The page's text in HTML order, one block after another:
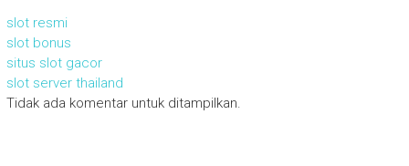
slot resmi
slot bonus
situs slot gacor
slot server thailand
Tidak ada komentar untuk ditampilkan.